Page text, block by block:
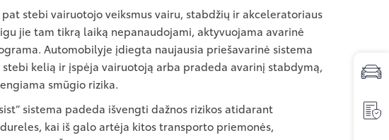
stebi vairuotojo veiksmus vairu, stabdžių ir akceleratoriaus
jie tam tikrą laiką nepanaudojami, aktyvuojama avarinė
Automobilyje įdiegta naujausia priešavarinė sistema
stebi kelią ir įspėja vairuotoją arba pradeda avarinį stabdymą,
smūgio rizika.
sistema padeda išvengti dažnos rizikos atidarant
kai iš galo artėja kitos transporto priemonės,